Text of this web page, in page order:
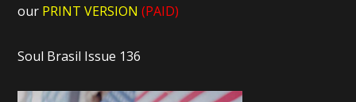
our PRINT VERSION (PAID)
Soul Brasil Issue 136